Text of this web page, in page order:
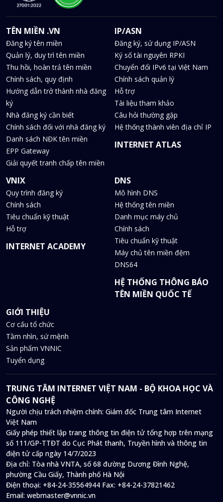
TÊN MIỀN .VN
Đăng ký tên miền
Quản lý, duy trì tên miền
Thu hồi, hoàn trả tên miền
Chính sách, quy định
Hướng dẫn trở thành nhà đăng
ký
Nhà đăng ký cần biết
Chính sách đối với nhà đăng ký
Danh sách NĐK tên miền
EPP Gateway
Giải quyết tranh chấp tên miền
IP/ASN
Đăng ký, sử dụng IP/ASN
Ký số tài nguyên RPKI
Chuyển đổi IPv6 tại Việt Nam
Chính sách quản lý
Hỗ trợ
Tài liệu tham khảo
Câu hỏi thường gặp
Hệ thống thành viên địa chỉ IP
INTERNET ATLAS
VNIX
Quy trình đăng ký
Chính sách
Tiêu chuẩn kỹ thuật
Hỗ trợ
INTERNET ACADEMY
DNS
Mô hình DNS
Hệ thống tên miền
Danh mục máy chủ
Chính sách
Tiêu chuẩn kỹ thuật
Máy chủ tên miền đệm
DNS64
HỆ THỐNG THÔNG BÁO
TÊN MIỀN QUỐC TẾ
GIỚI THIỆU
Cơ cấu tổ chức
Tầm nhìn, sứ mệnh
Sản phẩm VNNIC
Tuyển dụng
TRUNG TÂM INTERNET VIỆT NAM - BỘ KHOA HỌC VÀ
CÔNG NGHỆ
Người chịu trách nhiệm chính: Giám đốc Trung tâm Internet
Việt Nam
Giấy phép thiết lập trang thông tin điện tử tổng hợp trên mạng
số 111/GP-TTĐT do Cục Phát thanh, Truyền hình và thông tin
điện tử cấp ngày 14/7/2023
Địa chỉ: Tòa nhà VNTA, số 68 đường Dương Đình Nghệ,
phường Cầu Giấy, Thành phố Hà Nội
Điện thoại: +84-24-35564944 Fax: +84-24-37821462
Email: webmaster@vnnic.vn